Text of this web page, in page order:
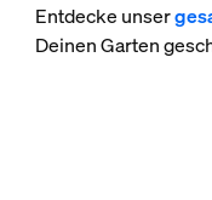
Entdecke unser
Deinen Garten